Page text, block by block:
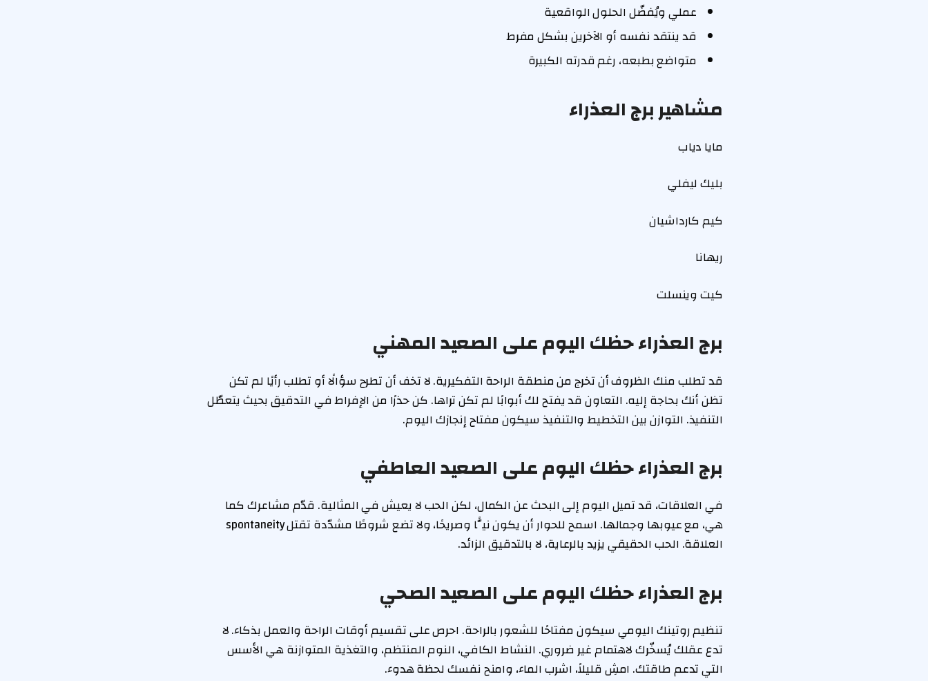
عملي ويُفضّل الحلول الواقعية
قد ينتقد نفسه أو الآخرين بشكل مفرط
متواضع بطبعه، رغم قدرته الكبيرة
مشاهير برج العذراء
مايا دياب
بليك ليفلي
كيم كارداشيان
ريهانا
كيت وينسلت
برج العذراء حظك اليوم على الصعيد المهني
قد تطلب منك الظروف أن تخرج من منطقة الراحة التفكيرية. لا تخف أن تطرح سؤالًا أو تطلب رأيًا لم تكن
تظن أنك بحاجة إليه. التعاون قد يفتح لك أبوابًا لم تكن تراها. كن حذرًا من الإفراط في التدقيق بحيث يتعطّل
التنفيذ. التوازن بين التخطيط والتنفيذ سيكون مفتاح إنجازك اليوم.
برج العذراء حظك اليوم على الصعيد العاطفي
في العلاقات، قد تميل اليوم إلى البحث عن الكمال، لكن الحب لا يعيش في المثالية. قدّم مشاعرك كما
هي، مع عيوبها وجمالها. اسمح للحوار أن يكون نيًّا وصريحًا، ولا تضع شروطًا مشدّدة تقتل spontaneity
العلاقة. الحب الحقيقي يزيد بالرعاية، لا بالتدقيق الزائد.
برج العذراء حظك اليوم على الصعيد الصحي
تنظيم روتينك اليومي سيكون مفتاحًا للشعور بالراحة. احرص على تقسيم أوقات الراحة والعمل بذكاء. لا
تدع عقلك يُسخّرك لاهتمام غير ضروري. النشاط الكافي، النوم المنتظم، والتغذية المتوازنة هي الأسس
التي تدعم طاقتك. امشِ قليلاً، اشرب الماء، وامنح نفسك لحظة هدوء.